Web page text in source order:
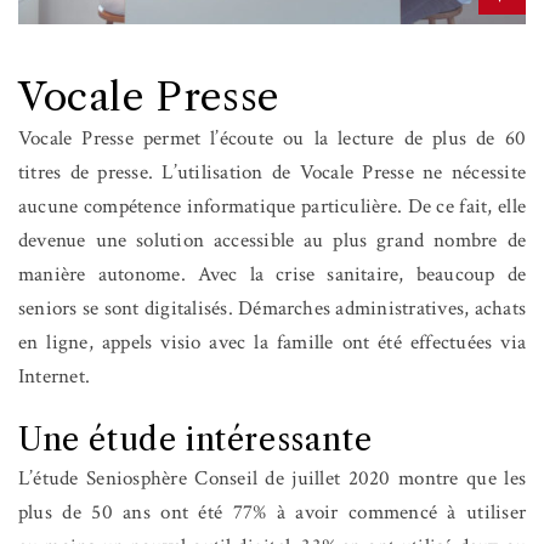
Vocale Presse
Vocale Presse permet l’écoute ou la lecture de plus de 60
titres de presse. L’utilisation de Vocale Presse ne nécessite
aucune compétence informatique particulière. De ce fait, elle
devenue une solution accessible au plus grand nombre de
manière autonome. Avec la crise sanitaire, beaucoup de
seniors se sont digitalisés. Démarches administratives, achats
en ligne, appels visio avec la famille ont été effectuées via
Internet.
Une étude intéressante
L’étude Seniosphère Conseil de juillet 2020 montre que les
plus de 50 ans ont été 77% à avoir commencé à utiliser